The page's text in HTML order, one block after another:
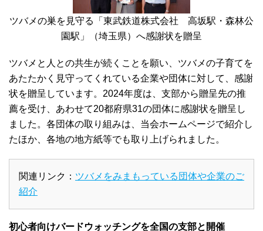
ツバメの巣を見守る「東武鉄道株式会社 高坂駅・森林公
園駅」（埼玉県）へ感謝状を贈呈
ツバメと人との共生が続くことを願い、ツバメの子育てを
あたたかく見守ってくれている企業や団体に対して、感謝
状を贈呈しています。2024年度は、支部から贈呈先の推
薦を受け、あわせて20都府県31の団体に感謝状を贈呈し
ました。各団体の取り組みは、当会ホームページで紹介し
たほか、各地の地方紙等でも取り上げられました。
関連リンク： ツバメをみまもっている団体や企業のご
紹介
初心者向けバードウォッチングを全国の支部と開催